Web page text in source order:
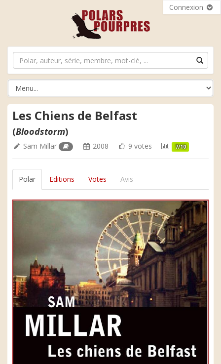
Connexion
Les Chiens de Belfast
(Bloodstorm)
Sam Millar 2008 9 votes 7/10
Polar Editions Votes Avis